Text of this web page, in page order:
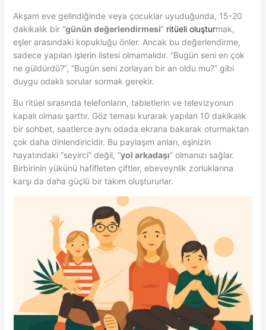
Akşam eve gelindiğinde veya çocuklar uyuduğunda, 15-20
dakikalık bir “günün değerlendirmesi” ritüeli oluşturmak,
eşler arasındaki kopukluğu önler. Ancak bu değerlendirme,
sadece yapılan işlerin listesi olmamalıdır. “Bugün seni en çok
ne güldürdü?”, “Bugün seni zorlayan bir an oldu mu?” gibi
duygu odaklı sorular sormak gerekir.
Bu ritüel sırasında telefonların, tabletlerin ve televizyonun
kapalı olması şarttır. Göz teması kurarak yapılan 10 dakikalık
bir sohbet, saatlerce aynı odada ekrana bakarak oturmaktan
çok daha dinlendiricidir. Bu paylaşım anları, eşinizin
hayatındaki “seyirci” değil, “yol arkadaşı” olmanızı sağlar.
Birbirinin yükünü hafifleten çiftler, ebeveynlik zorluklarına
karşı da daha güçlü bir takım oluştururlar.